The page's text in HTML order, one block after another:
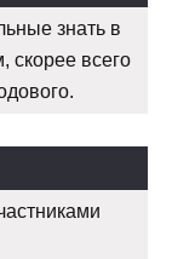
знать в
скорее всего